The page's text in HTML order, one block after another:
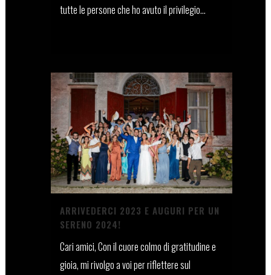
tutte le persone che ho avuto il privilegio...
ARRIVEDERCI 2023 E AUGURI PER UN
SERENO 2024!
Cari amici, Con il cuore colmo di gratitudine e
gioia, mi rivolgo a voi per riflettere sul